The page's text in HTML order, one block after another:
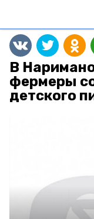
В
фермеры
детского